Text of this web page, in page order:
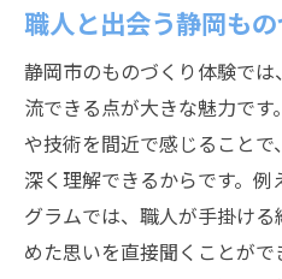
職人とふれあう静
静岡市体験施設で
職人と学ぶ静岡市
静岡市施設で味わ
伝統工芸を体験で
静岡市職人の世界
工芸体験を通して静
職人と出会う静岡も
静岡市のものづくり体験で
流できる点が大きな魅力で
や技術を間近で感じること
深く理解できるからです。
グラムでは、職人が手掛け
めた思いを直接聞くことが